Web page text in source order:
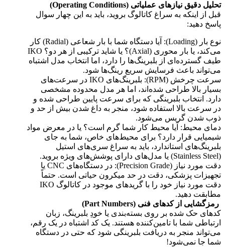
تحلیل دقیق نیازهای عملیاتی (Operating Conditions)
قبل از اینکه به سراغ کاتالوگ بروید، باید به این چهار سوال
پاسخ دهید:
نوع بار (Loading): آیا دستگاه شما با بار شعاعی (Radial) کار
می‌کند، یا بار محوری (Axial)؟ یا شاید ترکیبی از هر دو؟ IKO
طیف گسترده‌ای از بلبرینگ‌ها را دارد، اما انتخاب مدل اشتباه
می‌تواند باعث فرسایش سریع رینگ‌ها شود.
سرعت چرخش (RPM): بلبرینگ‌های IKO در سرعت‌های
بسیار بالا طراحی شده‌اند، اما هر مدل محدوده مشخصی
دارد. انتخاب بلبرینگی که برای سرعت پایین طراحی شده و
در سرعت بالا استفاده شود، منجر به داغ شدن بیش از حد و
ذوب شدن گریس می‌شود.
دمای محیط: آیا محیط کار شما گرم است؟ یا در معرض مواد
شیمیایی قرار دارد؟ برای محیط‌های خاص، شما به جای
بلبرینگ‌های استاندارد، باید به سراغ سری‌های استیل
(Stainless Steel) یا مدل‌های دارای پوشش‌های ویژه بروید.
دقت مورد نیاز (Precision Grade): در دستگاه‌های CNC یا
تجهیزات پزشکی، دقت در حد میکرون حیاتی است. حتماً
دقت مورد نیاز خود را با گرید‌های موجود در کاتالوگ IKO
مطابقت دهید.
رمزگشایی از کدهای فنی (Part Numbers)
کدهای حک شده بر روی بسته‌بندی یا خودِ بلبرینگ، زبان
ارتباطی شما با تامین‌کننده هستند. یک کد اشتباه در یک رقم،
می‌تواند منجر به دریافت بلبرینگی شود که حتی در دستگاه
شما جا نمی‌شود!